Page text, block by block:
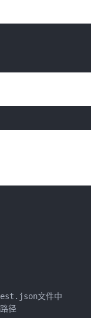
文件中
径